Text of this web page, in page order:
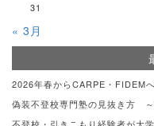
31
« 3月
2026年春からCARPE・FIDEM
偽装不登校専門塾の見抜き方